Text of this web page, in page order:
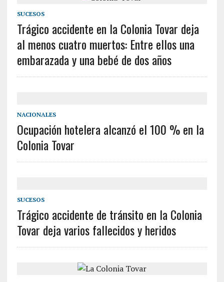
SUCESOS
Trágico accidente en la Colonia Tovar deja
al menos cuatro muertos: Entre ellos una
embarazada y una bebé de dos años
NACIONALES
Ocupación hotelera alcanzó el 100 % en la
Colonia Tovar
SUCESOS
Trágico accidente de tránsito en la Colonia
Tovar deja varios fallecidos y heridos